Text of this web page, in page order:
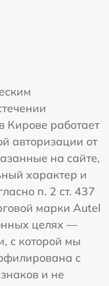
Кирове работает
авторизации от
на сайте,
характер и
п. 2 ст. 437
марки Autel
целях —
с которой мы
с
и не